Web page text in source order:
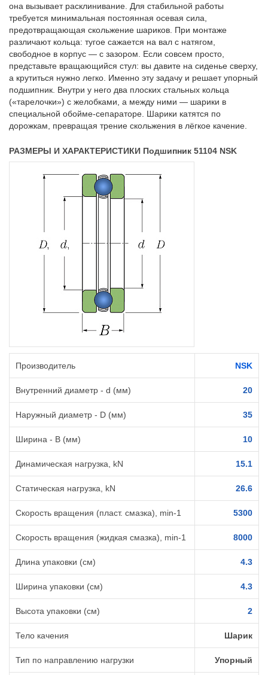
она вызывает расклинивание. Для стабильной работы
требуется минимальная постоянная осевая сила,
предотвращающая скольжение шариков. При монтаже
различают кольца: тугое сажается на вал с натягом,
свободное в корпус — с зазором. Если совсем просто,
представьте вращающийся стул: вы давите на сиденье сверху,
а крутиться нужно легко. Именно эту задачу и решает упорный
подшипник. Внутри у него два плоских стальных кольца
(«тарелочки») с желобками, а между ними — шарики в
специальной обойме-сепараторе. Шарики катятся по
дорожкам, превращая трение скольжения в лёгкое качение.
РАЗМЕРЫ И ХАРАКТЕРИСТИКИ Подшипник 51104 NSK
Производитель NSK
Внутренний диаметр - d (мм) 20
Наружный диаметр - D (мм) 35
Ширина - B (мм) 10
Динамическая нагрузка, kN 15.1
Статическая нагрузка, kN 26.6
Скорость вращения (пласт. смазка), min-1 5300
Скорость вращения (жидкая смазка), min-1 8000
Длина упаковки (см) 4.3
Ширина упаковки (см) 4.3
Высота упаковки (см) 2
Тело качения Шарик
Тип по направлению нагрузки Упорный